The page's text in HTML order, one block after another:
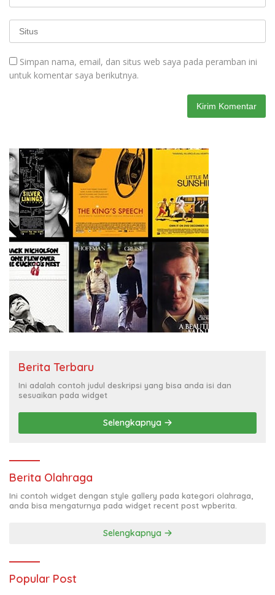
Simpan nama, email, dan situs web saya pada peramban ini
untuk komentar saya berikutnya.
Berita Terbaru
Ini adalah contoh judul deskripsi yang bisa anda isi dan
sesuaikan pada widget
Selengkapnya
Berita Olahraga
Ini contoh widget dengan style gallery pada kategori olahraga,
anda bisa mengaturnya pada widget recent post wpberita.
Selengkapnya
Popular Post